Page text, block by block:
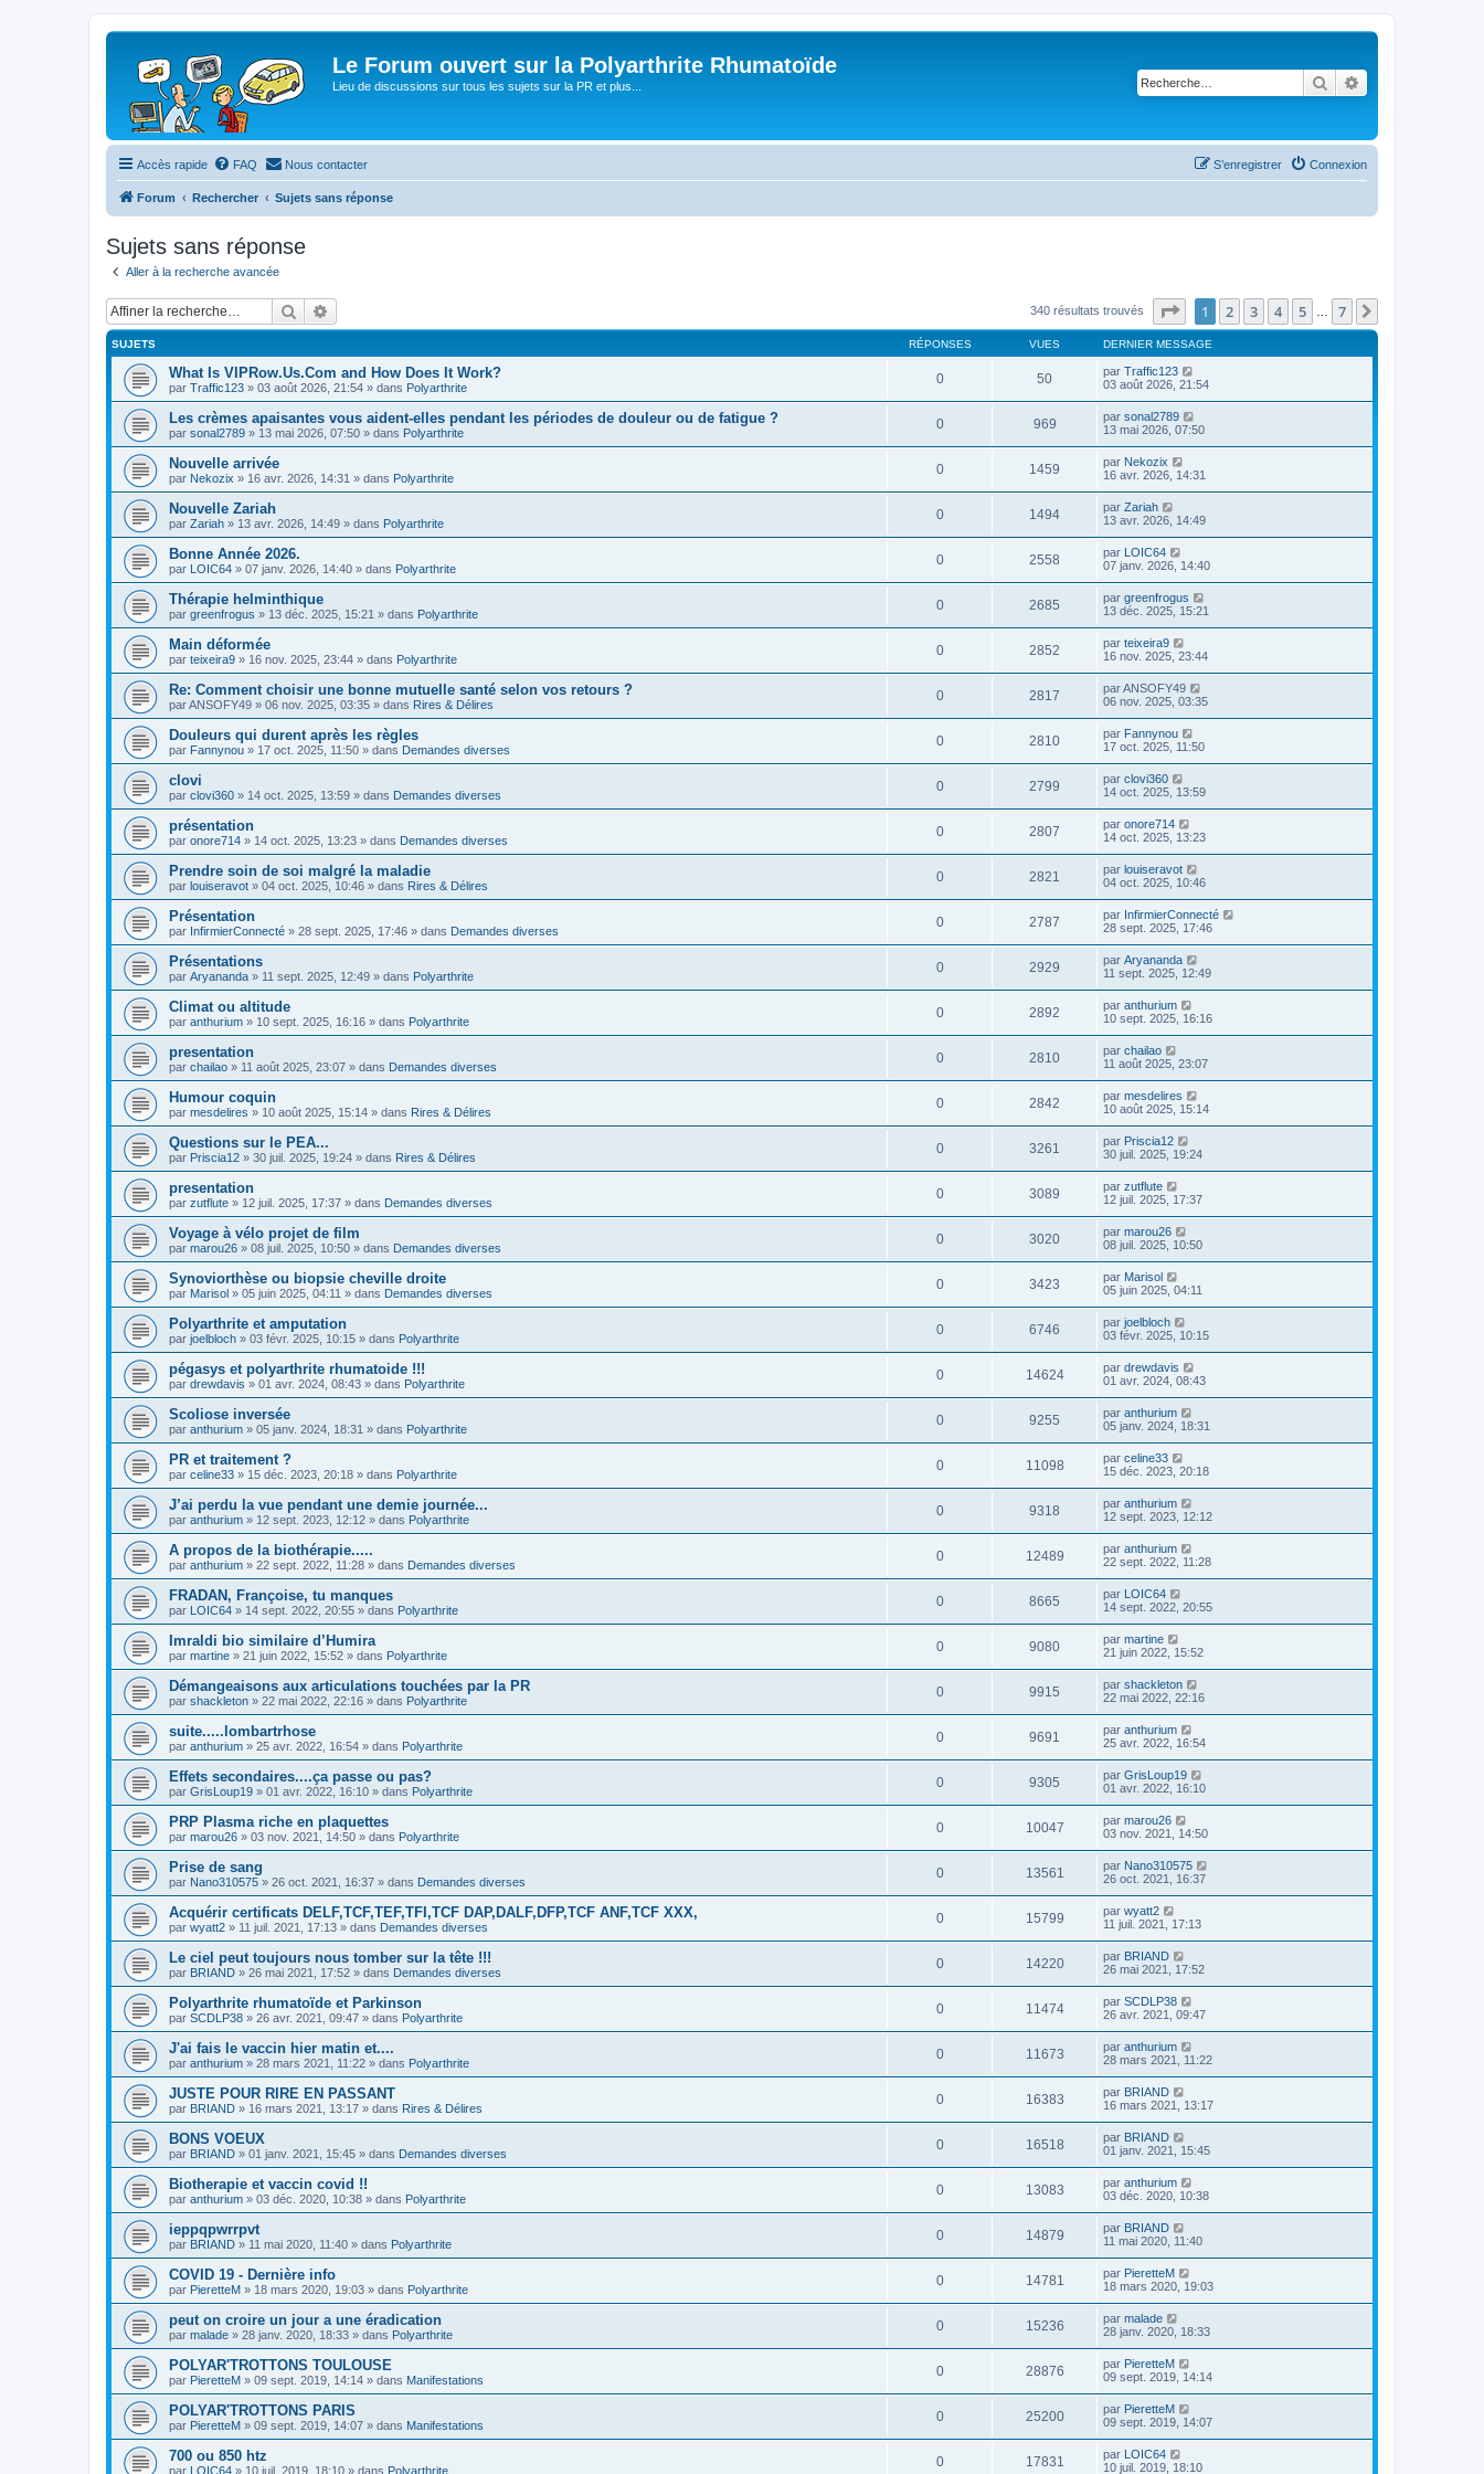
Le Forum ouvert sur la Polyarthrite Rhumatoïde
Lieu de discussions sur tous les sujets sur la PR et plus... Rechercher
Accès rapide FAQ Nous contacter Connexion
S’enregistrer
Forum Rechercher Sujets sans réponse
Sujets sans réponse
Aller à la recherche avancée
Rechercher 340 résultats trouvés Page sur7
1 2 3 4 5 7
SUJETS RÉPONSES VUES DERNIER MESSAGE
What Is VIPRow.Us.Com and How Does It Work?
par Traffic123 » 03 août 2026, 21:54 » dans Polyarthrite
0 50 par Traffic123
03 août 2026, 21:54
Les crèmes apaisantes vous aident-elles pendant les périodes de douleur ou de fatigue ?
par sonal2789 » 13 mai 2026, 07:50 » dans Polyarthrite
0 969 par sonal2789
13 mai 2026, 07:50
Nouvelle arrivée
par Nekozix » 16 avr. 2026, 14:31 » dans Polyarthrite
0 1459 par Nekozix
16 avr. 2026, 14:31
Nouvelle Zariah
par Zariah » 13 avr. 2026, 14:49 » dans Polyarthrite
0 1494 par Zariah
13 avr. 2026, 14:49
Bonne Année 2026.
par LOIC64 » 07 janv. 2026, 14:40 » dans Polyarthrite
0 2558 par LOIC64
07 janv. 2026, 14:40
Thérapie helminthique
par greenfrogus » 13 déc. 2025, 15:21 » dans Polyarthrite
0 2685 par greenfrogus
13 déc. 2025, 15:21
Main déformée
par teixeira9 » 16 nov. 2025, 23:44 » dans Polyarthrite
0 2852 par teixeira9
16 nov. 2025, 23:44
Re: Comment choisir une bonne mutuelle santé selon vos retours ?
parANSOFY49 » 06 nov. 2025, 03:35 » dans Rires & Délires
0 2817 parANSOFY49
06 nov. 2025, 03:35
Douleurs qui durent après les règles
par Fannynou » 17 oct. 2025, 11:50 » dans Demandes diverses
0 2810 par Fannynou
17 oct. 2025, 11:50
clovi
par clovi360 » 14 oct. 2025, 13:59 » dans Demandes diverses
0 2799 par clovi360
14 oct. 2025, 13:59
présentation
par onore714 » 14 oct. 2025, 13:23 » dans Demandes diverses
0 2807 par onore714
14 oct. 2025, 13:23
Prendre soin de soi malgré la maladie
par louiseravot » 04 oct. 2025, 10:46 » dans Rires & Délires
0 2821 par louiseravot
04 oct. 2025, 10:46
Présentation
par InfirmierConnecté » 28 sept. 2025, 17:46 » dans Demandes diverses
0 2787 par InfirmierConnecté
28 sept. 2025, 17:46
Présentations
par Aryananda » 11 sept. 2025, 12:49 » dans Polyarthrite
0 2929 par Aryananda
11 sept. 2025, 12:49
Climat ou altitude
par anthurium » 10 sept. 2025, 16:16 » dans Polyarthrite
0 2892 par anthurium
10 sept. 2025, 16:16
presentation
par chailao » 11 août 2025, 23:07 » dans Demandes diverses
0 2810 par chailao
11 août 2025, 23:07
Humour coquin
par mesdelires » 10 août 2025, 15:14 » dans Rires & Délires
0 2842 par mesdelires
10 août 2025, 15:14
Questions sur le PEA...
par Priscia12 » 30 juil. 2025, 19:24 » dans Rires & Délires
0 3261 par Priscia12
30 juil. 2025, 19:24
presentation
par zutflute » 12 juil. 2025, 17:37 » dans Demandes diverses
0 3089 par zutflute
12 juil. 2025, 17:37
Voyage à vélo projet de film
par marou26 » 08 juil. 2025, 10:50 » dans Demandes diverses
0 3020 par marou26
08 juil. 2025, 10:50
Synoviorthèse ou biopsie cheville droite
par Marisol » 05 juin 2025, 04:11 » dans Demandes diverses
0 3423 par Marisol
05 juin 2025, 04:11
Polyarthrite et amputation
par joelbloch » 03 févr. 2025, 10:15 » dans Polyarthrite
0 6746 par joelbloch
03 févr. 2025, 10:15
pégasys et polyarthrite rhumatoide !!!
par drewdavis » 01 avr. 2024, 08:43 » dans Polyarthrite
0 14624 par drewdavis
01 avr. 2024, 08:43
Scoliose inversée
par anthurium » 05 janv. 2024, 18:31 » dans Polyarthrite
0 9255 par anthurium
05 janv. 2024, 18:31
PR et traitement ?
par celine33 » 15 déc. 2023, 20:18 » dans Polyarthrite
0 11098 par celine33
15 déc. 2023, 20:18
J’ai perdu la vue pendant une demie journée...
par anthurium » 12 sept. 2023, 12:12 » dans Polyarthrite
0 9318 par anthurium
12 sept. 2023, 12:12
A propos de la biothérapie.....
par anthurium » 22 sept. 2022, 11:28 » dans Demandes diverses
0 12489 par anthurium
22 sept. 2022, 11:28
FRADAN, Françoise, tu manques
par LOIC64 » 14 sept. 2022, 20:55 » dans Polyarthrite
0 8665 par LOIC64
14 sept. 2022, 20:55
Imraldi bio similaire d’Humira
par martine » 21 juin 2022, 15:52 » dans Polyarthrite
0 9080 par martine
21 juin 2022, 15:52
Démangeaisons aux articulations touchées par la PR
par shackleton » 22 mai 2022, 22:16 » dans Polyarthrite
0 9915 par shackleton
22 mai 2022, 22:16
suite.....lombartrhose
par anthurium » 25 avr. 2022, 16:54 » dans Polyarthrite
0 9691 par anthurium
25 avr. 2022, 16:54
Effets secondaires....ça passe ou pas?
par GrisLoup19 » 01 avr. 2022, 16:10 » dans Polyarthrite
0 9305 par GrisLoup19
01 avr. 2022, 16:10
PRP Plasma riche en plaquettes
par marou26 » 03 nov. 2021, 14:50 » dans Polyarthrite
0 10047 par marou26
03 nov. 2021, 14:50
Prise de sang
par Nano310575 » 26 oct. 2021, 16:37 » dans Demandes diverses
0 13561 par Nano310575
26 oct. 2021, 16:37
Acquérir certificats DELF,TCF,TEF,TFI,TCF DAP,DALF,DFP,TCF ANF,TCF XXX,
par wyatt2 » 11 juil. 2021, 17:13 » dans Demandes diverses
0 15799 par wyatt2
11 juil. 2021, 17:13
Le ciel peut toujours nous tomber sur la tête !!!
par BRIAND » 26 mai 2021, 17:52 » dans Demandes diverses
0 14220 par BRIAND
26 mai 2021, 17:52
Polyarthrite rhumatoïde et Parkinson
par SCDLP38 » 26 avr. 2021, 09:47 » dans Polyarthrite
0 11474 par SCDLP38
26 avr. 2021, 09:47
J'ai fais le vaccin hier matin et....
par anthurium » 28 mars 2021, 11:22 » dans Polyarthrite
0 11673 par anthurium
28 mars 2021, 11:22
JUSTE POUR RIRE EN PASSANT
par BRIAND » 16 mars 2021, 13:17 » dans Rires & Délires
0 16383 par BRIAND
16 mars 2021, 13:17
BONS VOEUX
par BRIAND » 01 janv. 2021, 15:45 » dans Demandes diverses
0 16518 par BRIAND
01 janv. 2021, 15:45
Biotherapie et vaccin covid !!
par anthurium » 03 déc. 2020, 10:38 » dans Polyarthrite
0 13083 par anthurium
03 déc. 2020, 10:38
ieppqpwrrpvt
par BRIAND » 11 mai 2020, 11:40 » dans Polyarthrite
0 14879 par BRIAND
11 mai 2020, 11:40
COVID 19 - Dernière info
par PieretteM » 18 mars 2020, 19:03 » dans Polyarthrite
0 14781 par PieretteM
18 mars 2020, 19:03
peut on croire un jour a une éradication
par malade » 28 janv. 2020, 18:33 » dans Polyarthrite
0 15236 par malade
28 janv. 2020, 18:33
POLYAR'TROTTONS TOULOUSE
par PieretteM » 09 sept. 2019, 14:14 » dans Manifestations
0 28876 par PieretteM
09 sept. 2019, 14:14
POLYAR'TROTTONS PARIS
par PieretteM » 09 sept. 2019, 14:07 » dans Manifestations
0 25200 par PieretteM
09 sept. 2019, 14:07
700 ou 850 htz
par LOIC64 » 10 juil. 2019, 18:10 » dans Polyarthrite
0 17831 par LOIC64
10 juil. 2019, 18:10